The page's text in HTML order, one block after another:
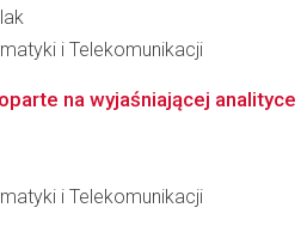
i Telekomunikacji
na wyjaśniającej
i Telekomunikacji